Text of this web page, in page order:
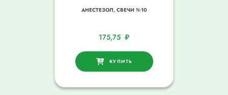
АНЕСТЕЗОЛ, СВЕЧИ №10
175,75 ₽
КУПИТЬ